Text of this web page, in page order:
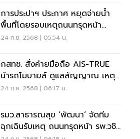
การประปาฯ ประกาศ หยุดจ่ายน้ำ
พื้นที่โดยรอบเหตุถนนทรุดหน้า
รพ.วชิระ
24 ก.ย. 2568 | 05:54 น.
กสทช. สั่งค่ายมือถือ AIS-TRUE
นำรถโมบายล์ ดูแลสัญญาณ เหตุ
ถนนทรุด
24 ก.ย. 2568 | 06:17 น.
รมว.สาธารณสุข ‘พัฒนา‘ จัดทีม
ฉุกเฉินรับเหตุ ถนนทรุดหน้า รพ.วชิร